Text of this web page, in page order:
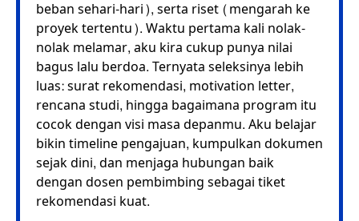
beban sehari-hari), serta riset (mengarah ke
proyek tertentu). Waktu pertama kali nolak-
nolak melamar, aku kira cukup punya nilai
bagus lalu berdoa. Ternyata seleksinya lebih
luas: surat rekomendasi, motivation letter,
rencana studi, hingga bagaimana program itu
cocok dengan visi masa depanmu. Aku belajar
bikin timeline pengajuan, kumpulkan dokumen
sejak dini, dan menjaga hubungan baik
dengan dosen pembimbing sebagai tiket
rekomendasi kuat.